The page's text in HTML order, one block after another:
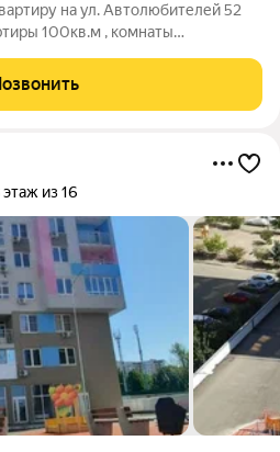
на ул. Автолюбителей 52
100кв.м , комнаты
и утепленную лоджию
4ом
этаж из 16